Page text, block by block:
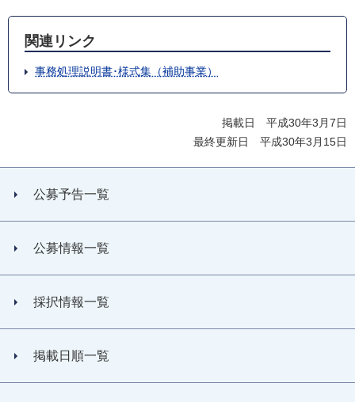
関連リンク
事務処理説明書･様式集（補助事業）
掲載日 平成30年3月7日
最終更新日 平成30年3月15日
公募予告一覧
公募情報一覧
採択情報一覧
掲載日順一覧